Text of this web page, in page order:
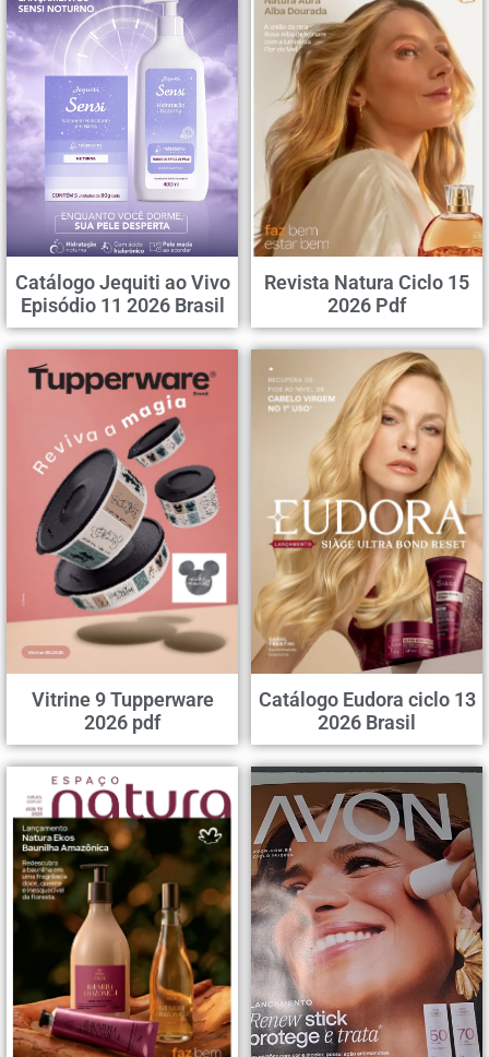
Catálogo Jequiti ao Vivo
Episódio 11 2026 Brasil
Revista Natura Ciclo 15
2026 Pdf
Vitrine 9 Tupperware
2026 pdf
Catálogo Eudora ciclo 13
2026 Brasil